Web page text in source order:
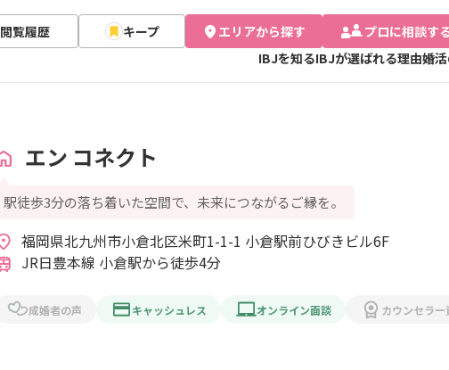
閲覧履歴 キープ エリアから探す プロに相談す
IBJを知るIBJが選ばれる理由婚
エン コネクト
駅徒歩3分の落ち着いた空間で、未来につながるご縁を。
JR日豊本線 小倉駅から徒歩4分
成婚者の声 キャッシュレス オンライン面談 カウンセラー